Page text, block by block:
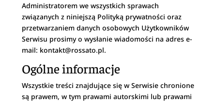
Administratorem we wszystkich sprawach
związanych z niniejszą Polityką prywatności oraz
przetwarzaniem danych osobowych Użytkowników
Serwisu prosimy o wysłanie wiadomości na adres e-
mail: kontakt@rossato.pl.
Ogólne informacje
Wszystkie treści znajdujące się w Serwisie chronione
są prawem, w tym prawami autorskimi lub prawami